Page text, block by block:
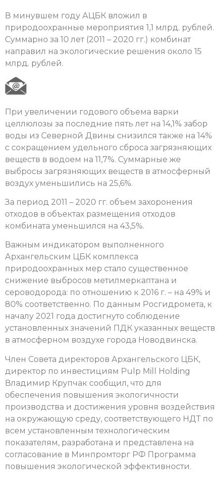
В минувшем году АЦБК вложил в
природоохранные мероприятия 1,1 млрд. рублей.
Суммарно за 10 лет (2011 – 2020 гг.) комбинат
направил на экологические решения около 15
млрд. рублей.
При увеличении годового объема варки
целлюлозы за последние пять лет на 14,1% забор
воды из Северной Двины снизился также на 14%
с сокращением удельного сброса загрязняющих
веществ в водоем на 11,7%. Суммарные же
выбросы загрязняющих веществ в атмосферный
воздух уменьшились на 25,6%.
За период 2011 – 2020 гг. объем захоронения
отходов в объектах размещения отходов
комбината уменьшился на 43,5%.
Важным индикатором выполненного
Архангельским ЦБК комплекса
природоохранных мер стало существенное
снижение выбросов метилмеркаптана и
сероводорода: по отношению к 2016 г. – на 49% и
80% соответственно. По данным Росгидромета, к
началу 2021 года достигнуто соблюдение
установленных значений ПДК указанных веществ
в атмосферном воздухе города Новодвинска.
Член Совета директоров Архангельского ЦБК,
директор по инвестициям Pulp Mill Holding
Владимир Крупчак сообщил, что для
обеспечения повышения экологичности
производства и достижения уровня воздействия
на окружающую среду, соответствующего НДТ по
всем установленным технологическим
показателям, разработана и представлена на
согласование в Минпромторг РФ Программа
повышения экологической эффективности.